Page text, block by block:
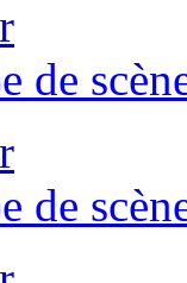
de
de